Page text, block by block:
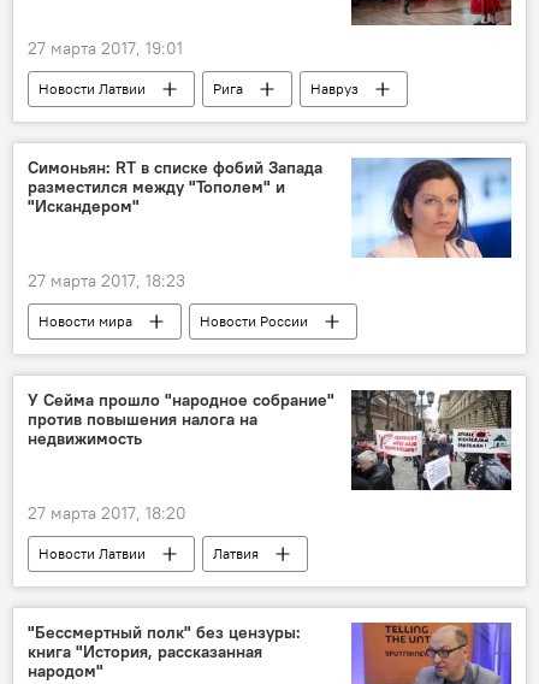
27 марта 2017, 19:01
Новости Латвии Рига Навруз
Симоньян: RT в списке фобий Запада
разместился между "Тополем" и
"Искандером"
27 марта 2017, 18:23
Новости мира
Новости России
Россия
США
Маргарита Симоньян
Russia Today
Sputnik RAND
У Сейма прошло "народное собрание"
против повышения налога на
недвижимость
27 марта 2017, 18:20
Новости Латвии Латвия
"Бессмертный полк" без цензуры:
книга "История, рассказанная
народом"